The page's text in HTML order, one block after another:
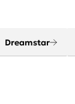
vrouw die
Dreamstar